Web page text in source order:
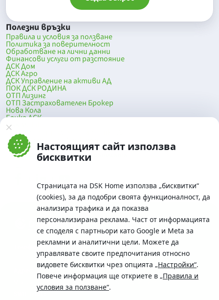
Настоящият сайт използва
бисквитки
Страницата на DSK Home използва „бисквитки“
(cookies), за да подобри своята функционалност, да
анализира трафика и да показва
персонализирана реклама. Част от информацията
се споделя с партньори като Google и Meta за
рекламни и аналитични цели. Можете да
управлявате своите предпочитания относно
видовете бисквитки чрез опцията „Настройки“.
Повече информация ще откриете в „Правила и
условия за ползване“.
Полезни връзки
Правила и условия за ползване
Политика за поверителност
Обработване на лични данни
Финансови услуги от разстояние
ДСК Дом
ДСК Агро
ДСК Управление на активи АД
ПОК ДСК РОДИНА
ОТП Лизинг
ОТП Застрахователен Брокер
Нова Кола
Банка ДСК
DSK Mobile
Оферти за продажба от Банка ДСК
Клонова мрежа и банкомати
До началото на страницата
Телефон:
0700 10 375 / *2375
Московска No.19 / ул. Г. Бенковски No. 5, София 1036
SWIFT/BIC: